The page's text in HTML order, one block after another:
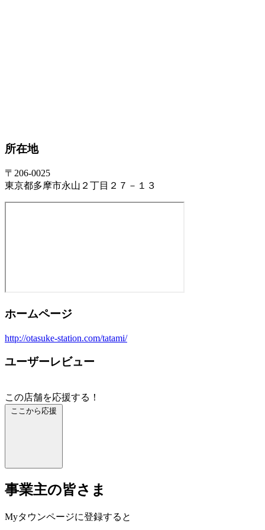
所在地
〒206-0025
東京都多摩市永山２丁目２７－１３
ホームページ
http://otasuke-station.com/tatami/
ユーザーレビュー
この店舗を応援する！
ここから応援
事業主の皆さま
Myタウンページに登録すると